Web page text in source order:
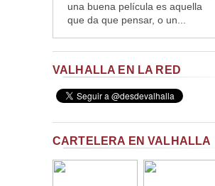
una buena película es aquella
que da que pensar, o un...
VALHALLA EN LA RED
CARTELERA EN VALHALLA